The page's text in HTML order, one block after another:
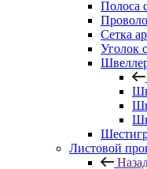
Полоса
Сетка
Уголок
Листовой